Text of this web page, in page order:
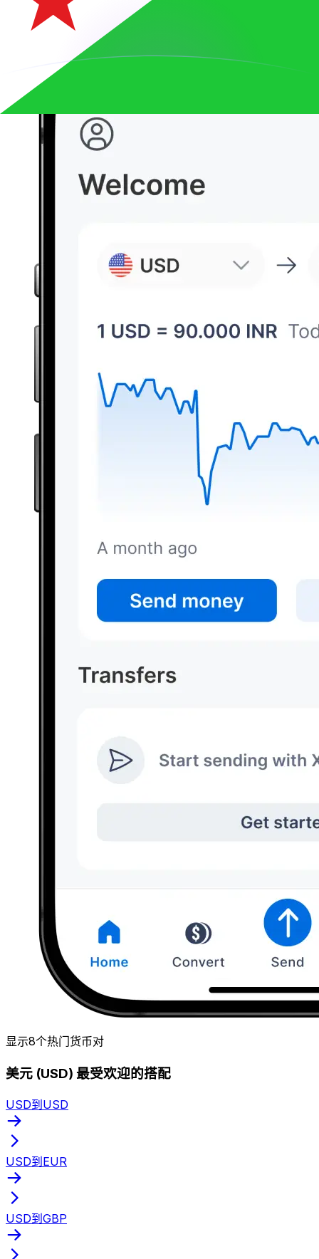
显示8个热门货币对
美元 (USD) 最受欢迎的搭配
USD到USD
USD到EUR
USD到GBP